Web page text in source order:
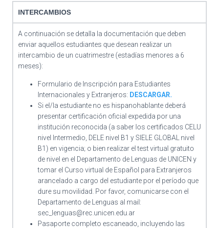
INTERCAMBIOS
A continuación se detalla la documentación que deben
enviar aquellos estudiantes que desean realizar un
intercambio de un cuatrimestre (estadías menores a 6
meses):
Formulario de Inscripción para Estudiantes
Internacionales y Extranjeros: DESCARGAR.
Si el/la estudiante no es hispanohablante deberá
presentar certificación oficial expedida por una
institución reconocida (a saber los certificados CELU
nivel Intermedio, DELE nivel B1 y SIELE GLOBAL nivel
B1) en vigencia; o bien realizar el test virtual gratuito
de nivel en el Departamento de Lenguas de UNICEN y
tomar el Curso virtual de Español para Extranjeros
arancelado a cargo del estudiante por el período que
dure su movilidad. Por favor, comunicarse con el
Departamento de Lenguas al mail:
sec_lenguas@rec.unicen.edu.ar
Pasaporte completo escaneado, incluyendo las